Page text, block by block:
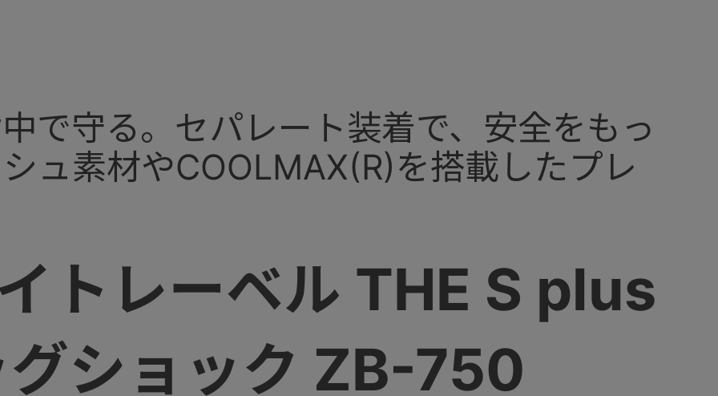
トレーベル THE S plus
ショック ZB-750
で守る。セパレート装着で、安全をもっ
ュ素材やCOOLMAX(R)を搭載したプレ